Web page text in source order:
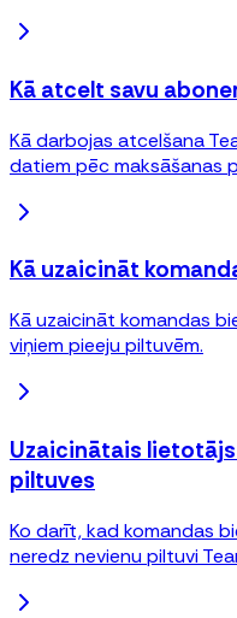
Kā atcelt savu
Kā darbojas atcelšana
datiem pēc maksāšanas
Kā uzaicināt
Kā uzaicināt komandas
viņiem pieeju piltuvēm.
Uzaicinātais
piltuves
Ko darīt, kad komandas
neredz nevienu piltuvi